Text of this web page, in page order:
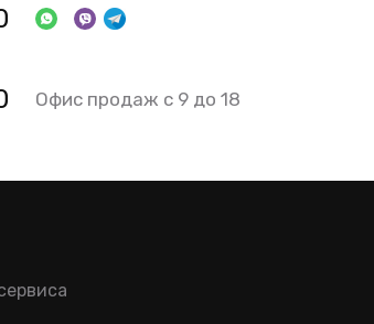
Офис продаж с 9 до 18